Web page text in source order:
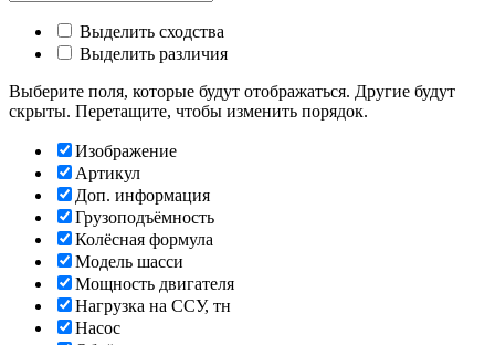
Выделить сходства
Выделить различия
Выберите поля, которые будут отображаться. Другие будут
скрыты. Перетащите, чтобы изменить порядок.
Изображение
Артикул
Доп. информация
Грузоподъёмность
Колёсная формула
Модель шасси
Мощность двигателя
Нагрузка на ССУ, тн
Насос